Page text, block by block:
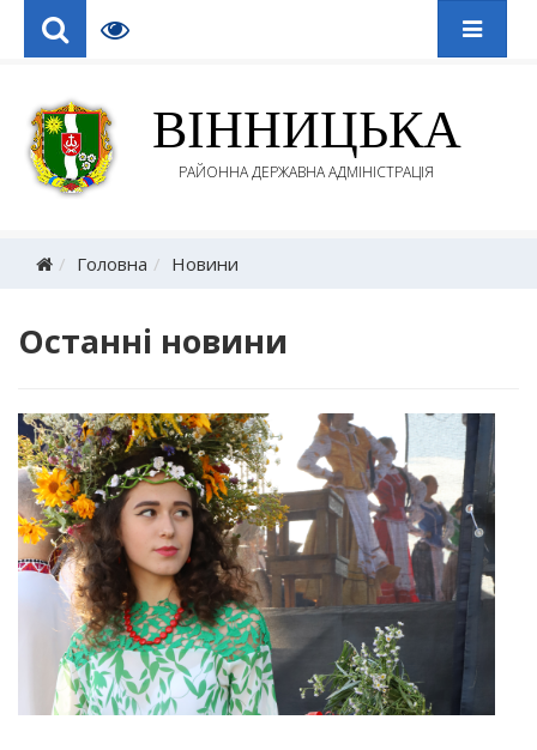
ВІННИЦЬКА
РАЙОННА ДЕРЖАВНА АДМІНІСТРАЦІЯ
Головна Новини
Останні новини